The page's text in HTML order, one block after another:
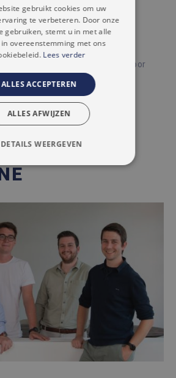
verslagen die specifiek zijn voor
MET
IN
gebruikt cookies om uw
te verbeteren. Door onze
gebruiken, stemt u in met alle
overeenstemming met ons
Lees verder
ALLES ACCEPTEREN
ALLES AFWIJZEN
DETAILS WEERGEVEN
NOODZAKELIJK
GECLASSIFICEERD
noodzakelijk
Prestatie
Targeting
Functioneel
Niet-geclassificeerd
cookies maken de
van de website mogelijk,